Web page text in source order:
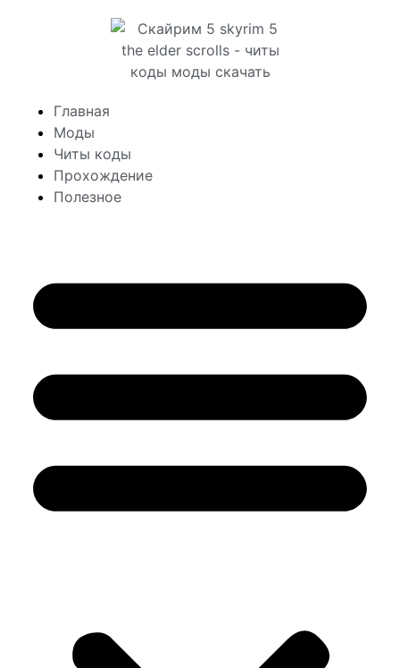
Главная
Моды
Читы коды
Прохождение
Полезное